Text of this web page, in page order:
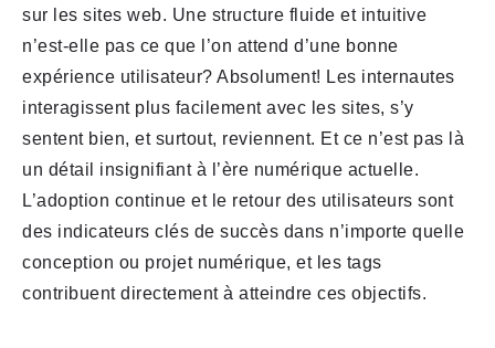
sur les sites web. Une structure fluide et intuitive
n’est-elle pas ce que l’on attend d’une bonne
expérience utilisateur? Absolument! Les internautes
interagissent plus facilement avec les sites, s’y
sentent bien, et surtout, reviennent. Et ce n’est pas là
un détail insignifiant à l’ère numérique actuelle.
L’adoption continue et le retour des utilisateurs sont
des indicateurs clés de succès dans n’importe quelle
conception ou projet numérique, et les tags
contribuent directement à atteindre ces objectifs.